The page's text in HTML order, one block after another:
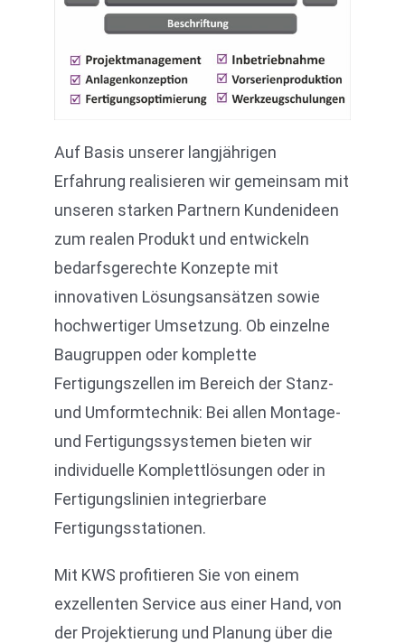
Auf Basis unserer langjährigen
Erfahrung realisieren wir gemeinsam mit
unseren starken Partnern Kundenideen
zum realen Produkt und entwickeln
bedarfsgerechte Konzepte mit
innovativen Lösungsansätzen sowie
hochwertiger Umsetzung. Ob einzelne
Baugruppen oder komplette
Fertigungszellen im Bereich der Stanz-
und Umformtechnik: Bei allen Montage-
und Fertigungssystemen bieten wir
individuelle Komplettlösungen oder in
Fertigungslinien integrierbare
Fertigungsstationen.
Mit KWS profitieren Sie von einem
exzellenten Service aus einer Hand, von
der Projektierung und Planung über die